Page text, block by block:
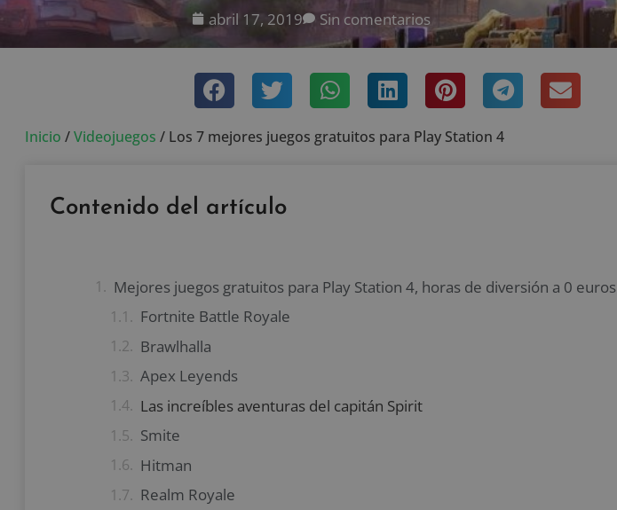
abril 17, 2019 Sin comentarios
Inicio /Videojuegos / Los 7 mejores juegos gratuitos para Play Station 4
Contenido del artículo
Mejores juegos gratuitos para Play Station 4, horas de diversión a 0 euros
Fortnite Battle Royale
Brawlhalla
Apex Leyends
Las increíbles aventuras del capitán Spirit
Smite
Hitman
Realm Royale